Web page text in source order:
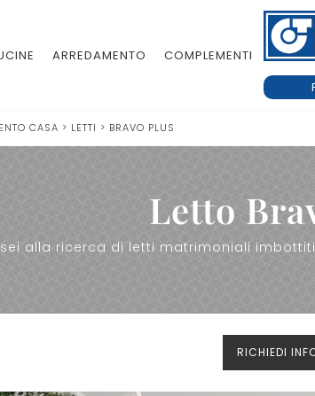
ARREDAMENTO COMPLEMENTI
CASA > LETTI > BRAVO PLUS
Letto
sei alla ricerca di letti matrimoniali
RICHIEDI